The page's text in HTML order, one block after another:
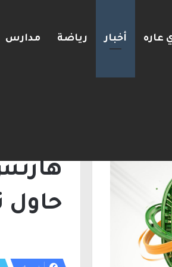
عاره أخبار رياضة مدارس
عامًا) في حادث سير مروّع في عرعرة النقب
حاول